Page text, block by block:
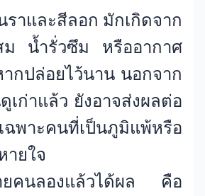
าและสีลอก มักเกิดจาก
ม น้ำรั่วซึม หรืออากาศ
กปล่อยไว้นาน นอกจาก
เก่าแล้ว ยังอาจส่งผลต่อ
ฉพาะคนที่เป็นภูมิแพ้หรือ
ายใจ
ยคนลองแล้วได้ผล คือ